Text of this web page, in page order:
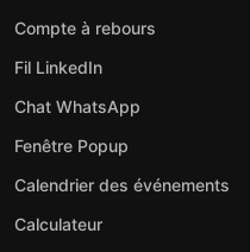
Compte à rebours
Fil LinkedIn
Chat WhatsApp
Fenêtre Popup
Calendrier des événements
Calculateur